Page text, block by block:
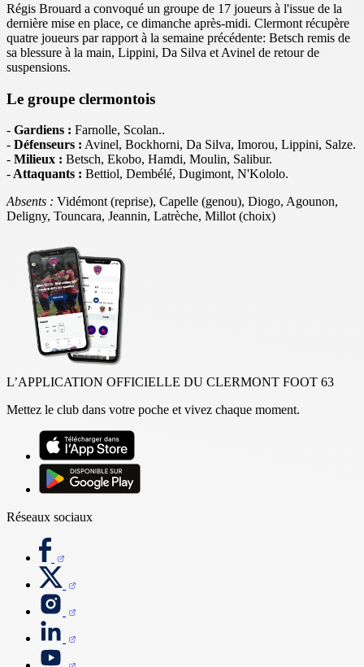
Régis Brouard a convoqué un groupe de 17 joueurs à l'issue de la
dernière mise en place, ce dimanche après-midi. Clermont récupère
quatre joueurs par rapport à la semaine précédente: Betsch remis de
sa blessure à la main, Lippini, Da Silva et Avinel de retour de
suspensions.
Le groupe clermontois
- Gardiens : Farnolle, Scolan..
- Défenseurs : Avinel, Bockhorni, Da Silva, Imorou, Lippini, Salze.
- Milieux : Betsch, Ekobo, Hamdi, Moulin, Salibur.
- Attaquants : Bettiol, Dembélé, Dugimont, N'Kololo.
Absents : Vidémont (reprise), Capelle (genou), Diogo, Agounon,
Deligny, Touncara, Jeannin, Latrèche, Millot (choix)
L’APPLICATION OFFICIELLE DU CLERMONT FOOT 63
Mettez le club dans votre poche et vivez chaque moment.
Réseaux sociaux